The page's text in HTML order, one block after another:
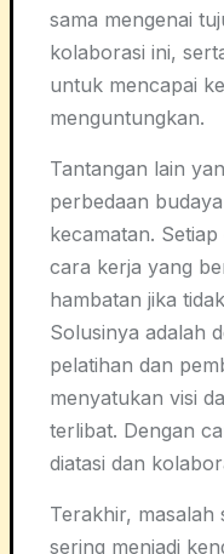
sama mengenai
kolaborasi ini,
untuk mencapai
menguntungkan.
Tantangan lain
perbedaan
kecamatan.
cara kerja yang
hambatan jika
Solusinya adalah
pelatihan dan
menyatukan visi
terlibat. Dengan
diatasi dan
Terakhir, masalah
sering menjadi